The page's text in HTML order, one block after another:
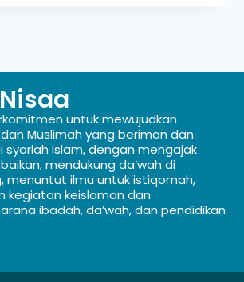
untuk mewujudkan
Muslimah yang beriman dan
Islam, dengan mengajak
mendukung da’wah di
menuntut ilmu untuk istiqomah,
kegiatan keislaman dan
ibadah, da’wah, dan pendidikan